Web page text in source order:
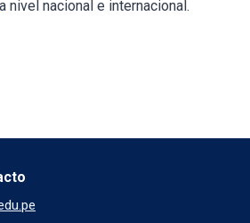
a nivel nacional e internacional.